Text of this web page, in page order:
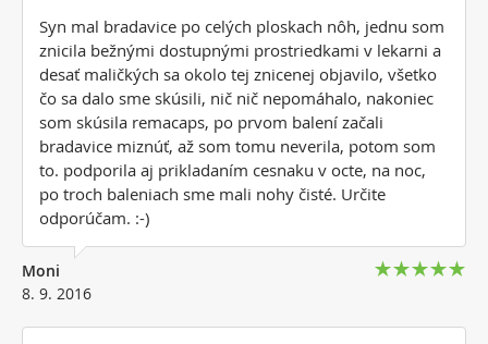
Syn mal bradavice po celých ploskach nôh, jednu som
znicila bežnými dostupnými prostriedkami v lekarni a
desať maličkých sa okolo tej znicenej objavilo, všetko
čo sa dalo sme skúsili, nič nič nepomáhalo, nakoniec
som skúsila remacaps, po prvom balení začali
bradavice miznúť, až som tomu neverila, potom som
to. podporila aj prikladaním cesnaku v octe, na noc,
po troch baleniach sme mali nohy čisté. Určite
odporúčam. :-)
Moni
8. 9. 2016